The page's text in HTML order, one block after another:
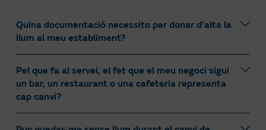
Quina documentació necessito per donar d’alta la
llum al meu establiment?
Si has de sol·licitar l’alta i no tens la instal·lació de
llum al teu bar o restaurant, el promotor o l’instal·lador
autoritzat haurà de sol·licitar una alta de llum a la
distribuïdora elèctrica per poder dur a terme l’obra de
l’edifici, que inclourà la construcció de les instal·lacions
Pel que fa al servei, el fet que el meu negoci sigui
un bar, un restaurant o una cafeteria representa
cap canvi?